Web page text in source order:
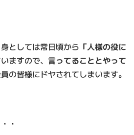
としては常日頃から 「人様の役に
ますので、 言ってることとやって
の皆様にドヤされてしまいます。
・